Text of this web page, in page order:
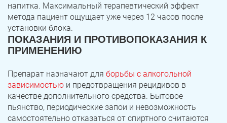
напитка. Максимальный терапевтический эффект
метода пациент ощущает уже через 12 часов после
установки блока.
ПОКАЗАНИЯ И ПРОТИВОПОКАЗАНИЯ К
ПРИМЕНЕНИЮ
Препарат назначают для борьбы с алкогольной
зависимостью и предотвращения рецидивов в
качестве дополнительного средства. Бытовое
пьянство, периодические запои и невозможность
самостоятельно отказаться от спиртного считаются